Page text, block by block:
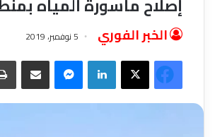
الخبر الفوري 5 نوفمبر، 2019
فيسبوك‫X لينكدإن ماسنجر مشاركة عبر البريد